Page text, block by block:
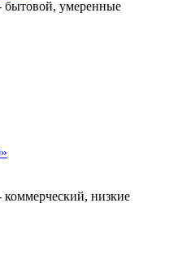
бытовой, умеренные
коммерческий, низкие